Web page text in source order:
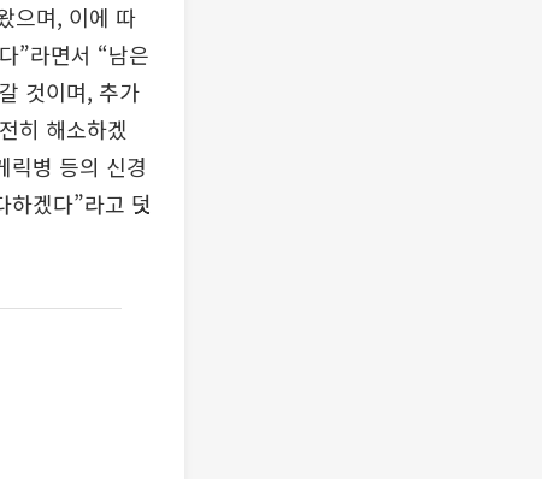
으며, 이에 따
”라면서 “남은
것이며, 추가
히 해소하겠
릭병 등의 신경
하겠다”라고 덧